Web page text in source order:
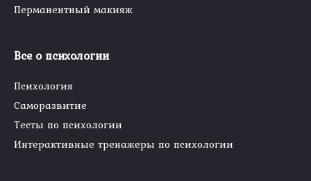
Перманентный макияж
Все о психологии
Психология
Саморазвитие
Тесты по психологии
Интерактивные тренажеры по психологии